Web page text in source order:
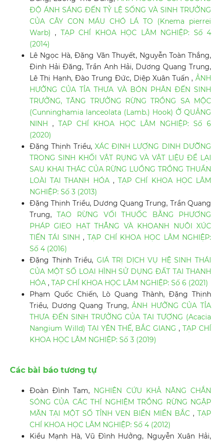
ĐỘ ÁNH SÁNG ĐẾN TỶ LỆ SỐNG VÀ SINH TRƯỞNG
CỦA CÂY CON MÁU CHÓ LÁ TO (Knema pierrei
Warb), TẠP CHÍ KHOA HỌC LÂM NGHIỆP: Số 4
(2014)
Lê Ngọc Hà, Đặng Văn Thuyết, Nguyễn Toàn Thắng,
Đinh Hải Đăng, Trần Anh Hải, Dương Quang Trung,
Lê Thị Hạnh, Đào Trung Đức, Diệp Xuân Tuấn ,ẢNH
HƯỞNG CỦA TỈA THƯA VÀ BÓN PHÂN ĐẾN SINH
TRƯỞNG, TĂNG TRƯỞNG RỪNG TRỒNG SA MỘC
(Cunninghamia lanceolata (Lamb.) Hook) Ở QUẢNG
NINH,TẠP CHÍ KHOA HỌC LÂM NGHIỆP: Số 6
(2020)
Đặng Thịnh Triều, XÁC ĐỊNH LƯỢNG DINH DƯỠNG
TRONG SINH KHỐI VẬT RỤNG VÀ VẬT LIỆU ĐỂ LẠI
SAU KHAI THÁC CỦA RỪNG LUỒNG TRỒNG THUẦN
LOÀI TẠI THANH HÓA ,TẠP CHÍ KHOA HỌC LÂM
NGHIỆP: Số 3 (2013)
Đặng Thịnh Triều, Dương Quang Trung, Trần Quang
Trung,TẠO RỪNG VỐI THUỐC BẰNG PHƯƠNG
PHÁP GIEO HẠT THẲNG VÀ KHOANH NUÔI XÚC
TIẾN TÁI SINH ,TẠP CHÍ KHOA HỌC LÂM NGHIỆP:
Số 4 (2016)
Đặng Thịnh Triều, GIÁ TRỊ DỊCH VỤ HỆ SINH THÁI
CỦA MỘT SỐ LOẠI HÌNH SỬ DỤNG ĐẤT TẠI THANH
HÓA , TẠP CHÍ KHOA HỌC LÂM NGHIỆP: Số 6 (2021)
Phạm Quốc Chiến, Lò Quang Thành, Đặng Thịnh
Triều, Dương Quang Trung,ẢNH HƯỞNG CỦA TỈA
THƯA ĐẾN SINH TRƯỞNG CỦA TAI TƯỢNG (Acacia
Nangium Willd) TẠI YÊN THẾ, BẮC GIANG,TẠP CHÍ
KHOA HỌC LÂM NGHIỆP: Số 3 (2019)
Các bài báo tương tự
Đoàn Đình Tam, NGHIÊN CỨU KHẢ NĂNG CHẮN
SÓNG CỦA CÁC THÍ NGHIỆM TRỒNG RỪNG NGẬP
MẶN TẠI MỘT SỐ TỈNH VEN BIỂN MIỀN BẮC,TẠP
CHÍ KHOA HỌC LÂM NGHIỆP: Số 4 (2012)
Kiều Mạnh Hà, Vũ Đình Hưởng, Nguyễn Xuân Hải,